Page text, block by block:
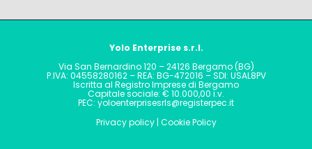
Yolo Enterprise s.r.l.
Via San Bernardino 120 – 24126 Bergamo (BG)
P.IVA: 04558280162 – REA: BG-472016 – SDI: USAL8PV
Iscritta al Registro Imprese di Bergamo
Capitale sociale: € 10.000,00 i.v.
PEC: yoloenterprisesrls@registerpec.it
Privacy policy | Cookie Policy